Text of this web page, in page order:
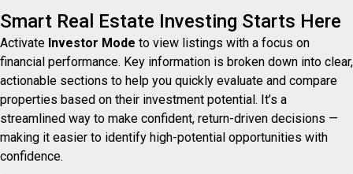
Smart Real Estate Investing Starts Here
Activate Investor Mode to view listings with a focus on
financial performance. Key information is broken down into clear,
actionable sections to help you quickly evaluate and compare
properties based on their investment potential. It’s a
streamlined way to make confident, return-driven decisions —
making it easier to identify high-potential opportunities with
confidence.